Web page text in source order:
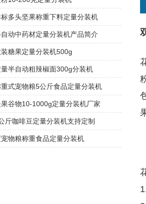
多头坚果称重下料定量分装机
动中药材定量分装机产品简介
糖果定量分装机500g
半自动粗辣椒面300g分装机
式宠物粮5公斤食品定量分装机
谷物10-1000g定量分装机厂家
斤咖啡豆定量分装机支持定制
物粮称重食品定量分装机